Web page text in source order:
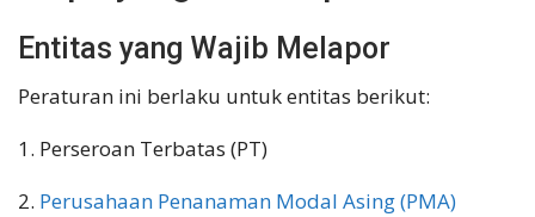
Entitas yang Wajib Melapor
Peraturan ini berlaku untuk entitas berikut:
1. Perseroan Terbatas (PT)
2. Perusahaan Penanaman Modal Asing (PMA)